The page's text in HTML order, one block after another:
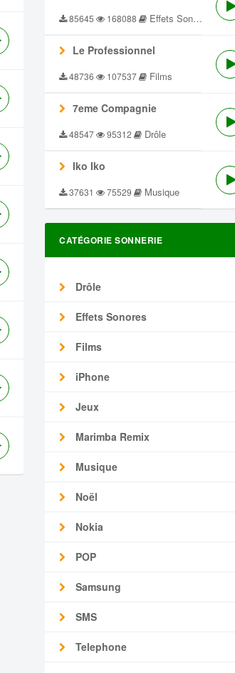
85645 168088 Effets Sonores
Le Professionnel
48736 107537 Films
7eme Compagnie
48547 95312 Drôle
Iko Iko
37631 75529 Musique
CATÉGORIE SONNERIE
Drôle
Effets Sonores
Films
iPhone
Jeux
Marimba Remix
Musique
Noël
Nokia
POP
Samsung
SMS
Telephone